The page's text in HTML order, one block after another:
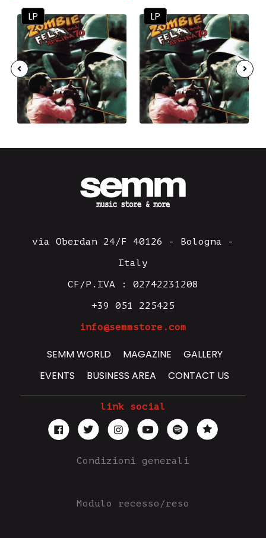
LP LP
via Oberdan 24/F 40126 - Bologna -
Italy
CF/P.IVA : 02742231208
+39 051 225425
info@semmstore.com
SEMM WORLD MAGAZINE
GALLERY
EVENTS
BUSINESS AREA CONTACT US
link social
Condizioni generali
Modulo recesso/reso